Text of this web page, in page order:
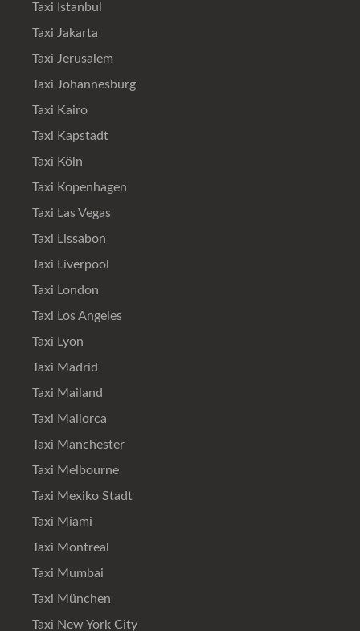
Taxi Istanbul
Taxi Jakarta
Taxi Jerusalem
Taxi Johannesburg
Taxi Kairo
Taxi Kapstadt
Taxi Köln
Taxi Kopenhagen
Taxi Las Vegas
Taxi Lissabon
Taxi Liverpool
Taxi London
Taxi Los Angeles
Taxi Lyon
Taxi Madrid
Taxi Mailand
Taxi Mallorca
Taxi Manchester
Taxi Melbourne
Taxi Mexiko Stadt
Taxi Miami
Taxi Montreal
Taxi Mumbai
Taxi München
Taxi New York City